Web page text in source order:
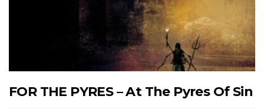
FOR THE PYRES – At The Pyres Of Sin